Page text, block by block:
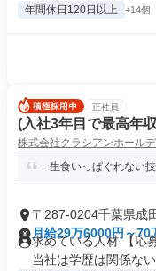
年間休日120日以上 +14個
正社員
(入社3年目で最高年
株式会社クラシアンホール
一生食いっぱぐれない
〒287-0204千葉県成
月給29万6000円～70
求めている人材 【応
当社は学歴は関係ない